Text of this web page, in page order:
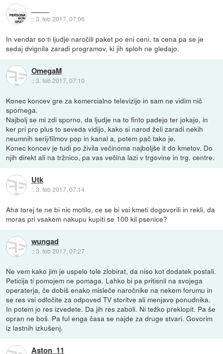
::3. feb 2017, 07:06
In vendar so ti ljudje naročili paket po eni ceni, ta cena pa se je
sedaj dvignila zaradi programov, ki jih sploh ne gledajo.
OmegaM
::3. feb 2017, 07:10
Konec koncev gre za komercialno televizijo in sam ne vidim nič
spornega.
Najbolj se mi zdi sporno, da ljudje na to finto padejo ter jokajo, in
ker pri pro plus to seveda vidijo, kako si narod želi zaradi nekih
neumnih serij/filmov pop in kanal a, potem pač tako je.
Konec koncev je tudi po živila večinoma najboljše it do kmetov. Do
njih direkt ali na tržnico, pa vas večina lazi v trgovine in trg. centre.
Utk
::3. feb 2017, 07:14
Aha torej te ne bi nic motilo, ce se bi vsi kmeti dogovorili in rekli, da
moras pri vsakem nakupu kupiti se 100 kil psenice?
wungad
::3. feb 2017, 07:27
Ne vem kako jim je uspelo tole zlobirat, da niso kot dodatek postali.
Peticija ti pomojem ne pomaga. Lahko bi pa pritisnil na svojega
operaterja, če dobiš enako misleče naročnike na nekem forumu in
se res vsi odločite za odpoved TV storitve ali menjavo ponudnika.
In potem jo res izvedete. Da jih res zaboli. Ni težko preklopit. Pa še
opran ne boš. Pa ful enga časa se najde za druge stvari. Govorim
iz lastnih izkušenj.
Aston_11